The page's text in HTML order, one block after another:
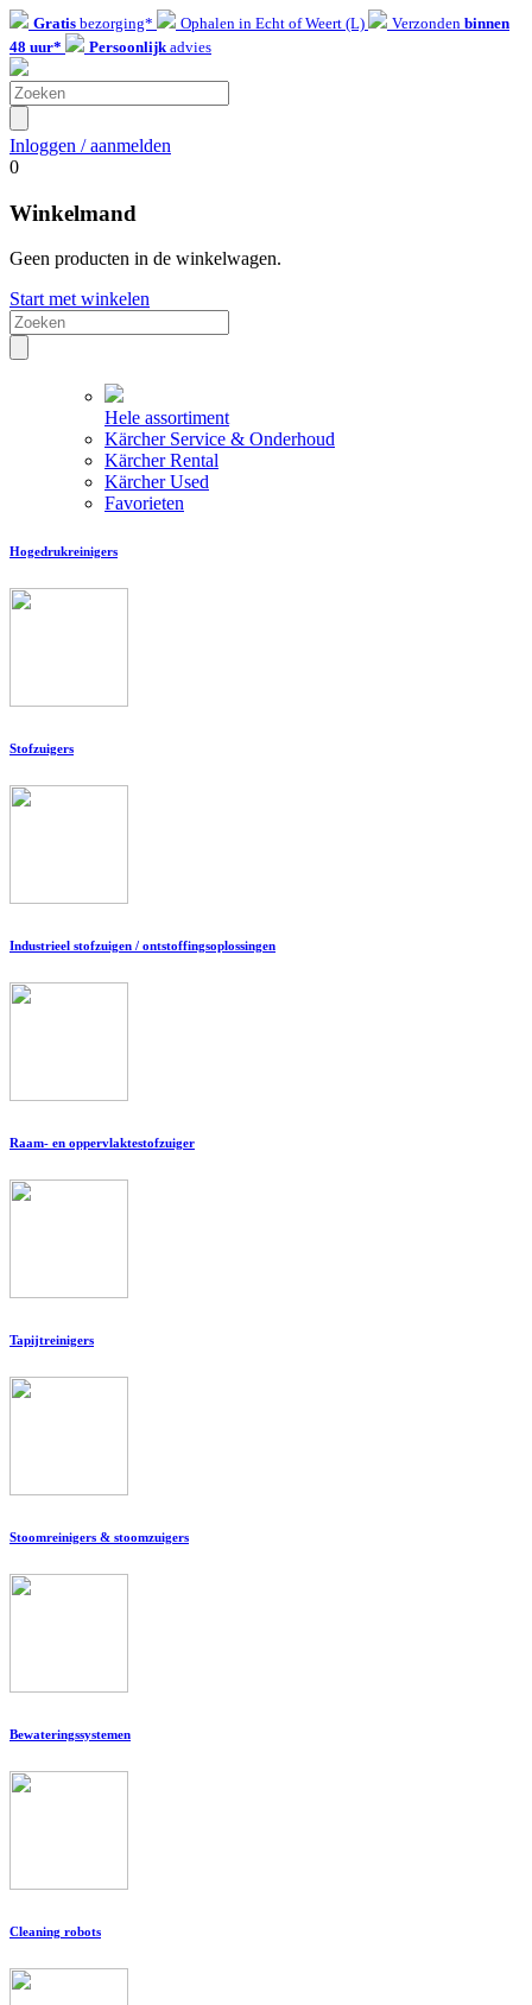
Gratis bezorging* Ophalen in Echt of Weert (L) Verzonden binnen
48 uur*
Persoonlijkadvies
Inloggen / aanmelden
0
Winkelmand
Geen producten in de winkelwagen.
Start met winkelen
Hele assortiment
Kärcher Service & Onderhoud
Kärcher Rental
Kärcher Used
Favorieten
Hogedrukreinigers
Stofzuigers
Industrieel stofzuigen / ontstoffingsoplossingen
Raam- en oppervlaktestofzuiger
Tapijtreinigers
Stoomreinigers & stoomzuigers
Bewateringssystemen
Cleaning robots